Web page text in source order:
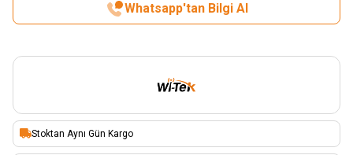
Whatsapp'tan Bilgi Al
Stoktan Aynı Gün Kargo